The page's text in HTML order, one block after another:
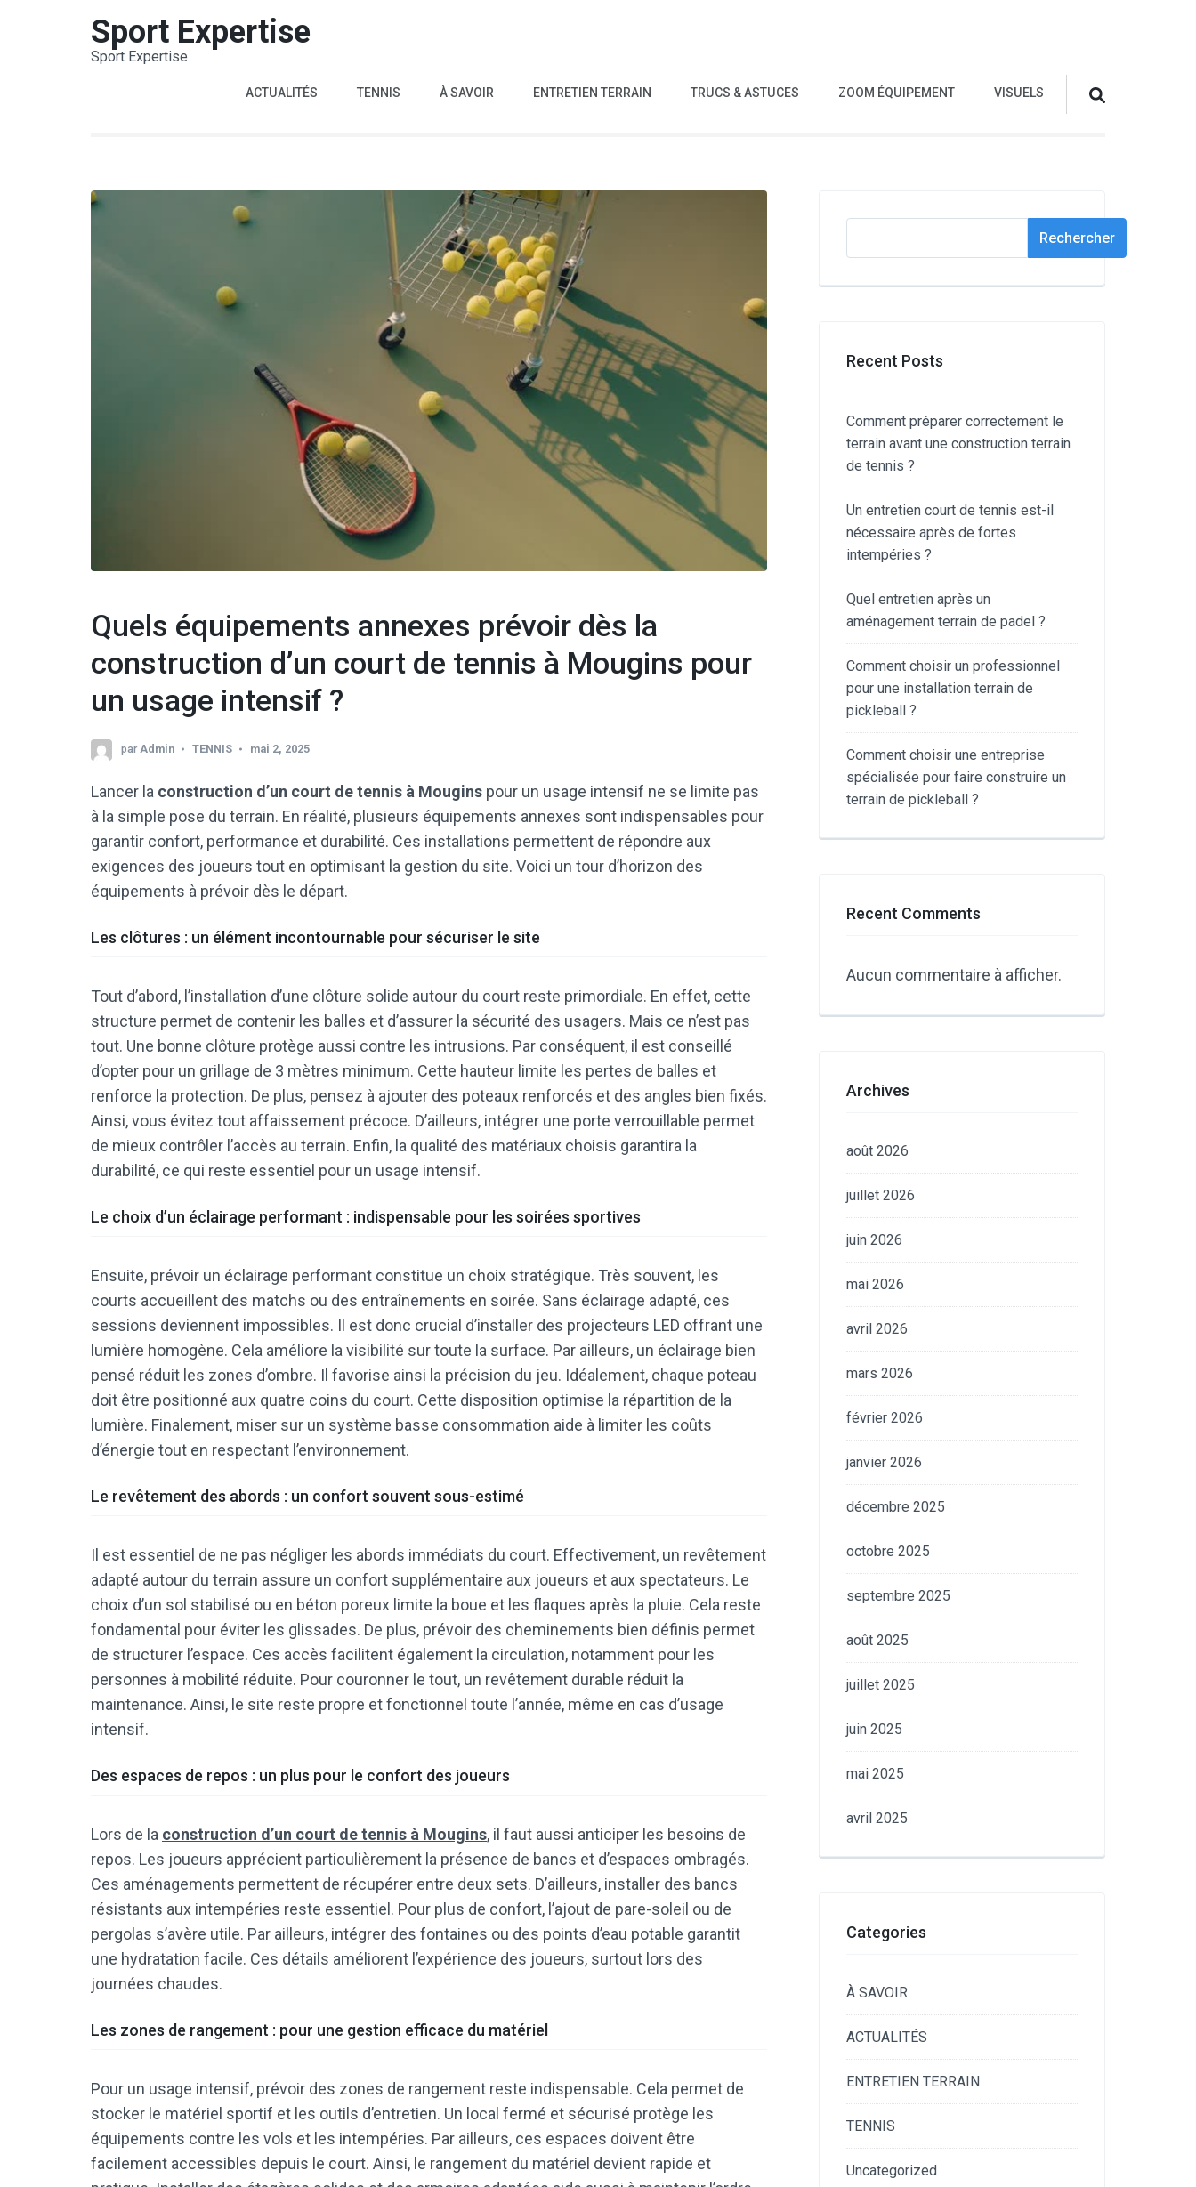
Sport Expertise
Sport Expertise
ACTUALITÉS TENNIS À SAVOIR ENTRETIEN TERRAIN TRUCS & ASTUCES ZOOM ÉQUIPEMENT VISUELS
Quels équipements annexes prévoir dès la
construction d’un court de tennis à Mougins pour
un usage intensif ?
parAdmin TENNIS mai 2, 2025
Lancer la construction d’un court de tennis à Mougins pour un usage intensif ne se limite pas
à la simple pose du terrain. En réalité, plusieurs équipements annexes sont indispensables pour
garantir confort, performance et durabilité. Ces installations permettent de répondre aux
exigences des joueurs tout en optimisant la gestion du site. Voici un tour d’horizon des
équipements à prévoir dès le départ.
Les clôtures : un élément incontournable pour sécuriser le site
Tout d’abord, l’installation d’une clôture solide autour du court reste primordiale. En effet, cette
structure permet de contenir les balles et d’assurer la sécurité des usagers. Mais ce n’est pas
tout. Une bonne clôture protège aussi contre les intrusions. Par conséquent, il est conseillé
d’opter pour un grillage de 3 mètres minimum. Cette hauteur limite les pertes de balles et
renforce la protection. De plus, pensez à ajouter des poteaux renforcés et des angles bien fixés.
Ainsi, vous évitez tout affaissement précoce. D’ailleurs, intégrer une porte verrouillable permet
de mieux contrôler l’accès au terrain. Enfin, la qualité des matériaux choisis garantira la
durabilité, ce qui reste essentiel pour un usage intensif.
Le choix d’un éclairage performant : indispensable pour les soirées sportives
Ensuite, prévoir un éclairage performant constitue un choix stratégique. Très souvent, les
courts accueillent des matchs ou des entraînements en soirée. Sans éclairage adapté, ces
sessions deviennent impossibles. Il est donc crucial d’installer des projecteurs LED offrant une
lumière homogène. Cela améliore la visibilité sur toute la surface. Par ailleurs, un éclairage bien
pensé réduit les zones d’ombre. Il favorise ainsi la précision du jeu. Idéalement, chaque poteau
doit être positionné aux quatre coins du court. Cette disposition optimise la répartition de la
lumière. Finalement, miser sur un système basse consommation aide à limiter les coûts
d’énergie tout en respectant l’environnement.
Le revêtement des abords : un confort souvent sous-estimé
Il est essentiel de ne pas négliger les abords immédiats du court. Effectivement, un revêtement
adapté autour du terrain assure un confort supplémentaire aux joueurs et aux spectateurs. Le
choix d’un sol stabilisé ou en béton poreux limite la boue et les flaques après la pluie. Cela reste
fondamental pour éviter les glissades. De plus, prévoir des cheminements bien définis permet
de structurer l’espace. Ces accès facilitent également la circulation, notamment pour les
personnes à mobilité réduite. Pour couronner le tout, un revêtement durable réduit la
maintenance. Ainsi, le site reste propre et fonctionnel toute l’année, même en cas d’usage
intensif.
Des espaces de repos : un plus pour le confort des joueurs
Lors de la construction d’un court de tennis à Mougins, il faut aussi anticiper les besoins de
repos. Les joueurs apprécient particulièrement la présence de bancs et d’espaces ombragés.
Ces aménagements permettent de récupérer entre deux sets. D’ailleurs, installer des bancs
résistants aux intempéries reste essentiel. Pour plus de confort, l’ajout de pare-soleil ou de
pergolas s’avère utile. Par ailleurs, intégrer des fontaines ou des points d’eau potable garantit
une hydratation facile. Ces détails améliorent l’expérience des joueurs, surtout lors des
journées chaudes.
Les zones de rangement : pour une gestion efficace du matériel
Pour un usage intensif, prévoir des zones de rangement reste indispensable. Cela permet de
stocker le matériel sportif et les outils d’entretien. Un local fermé et sécurisé protège les
équipements contre les vols et les intempéries. Par ailleurs, ces espaces doivent être
facilement accessibles depuis le court. Ainsi, le rangement du matériel devient rapide et
Rechercher
Recent Posts
Comment préparer correctement le
terrain avant une construction terrain
de tennis ?
Un entretien court de tennis est-il
nécessaire après de fortes
intempéries ?
Quel entretien après un
aménagement terrain de padel ?
Comment choisir un professionnel
pour une installation terrain de
pickleball ?
Comment choisir une entreprise
spécialisée pour faire construire un
terrain de pickleball ?
Recent Comments
Aucun commentaire à afficher.
Archives
août 2026
juillet 2026
juin 2026
mai 2026
avril 2026
mars 2026
février 2026
janvier 2026
décembre 2025
octobre 2025
septembre 2025
août 2025
juillet 2025
juin 2025
mai 2025
avril 2025
Categories
À SAVOIR
ACTUALITÉS
ENTRETIEN TERRAIN
TENNIS
Uncategorized